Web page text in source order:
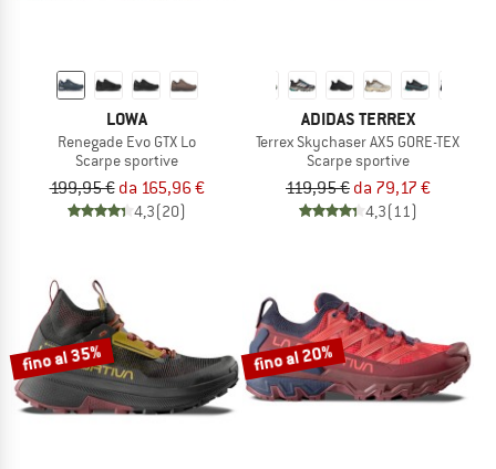
LOWA
Renegade Evo GTX Lo
Scarpe sportive
199,95 € da 165,96 €
4,3(20)
ADIDAS TERREX
Terrex Skychaser AX5 GORE-TEX
Scarpe sportive
119,95 € da 79,17 €
4,3(11)
fino al 35% fino al 20%